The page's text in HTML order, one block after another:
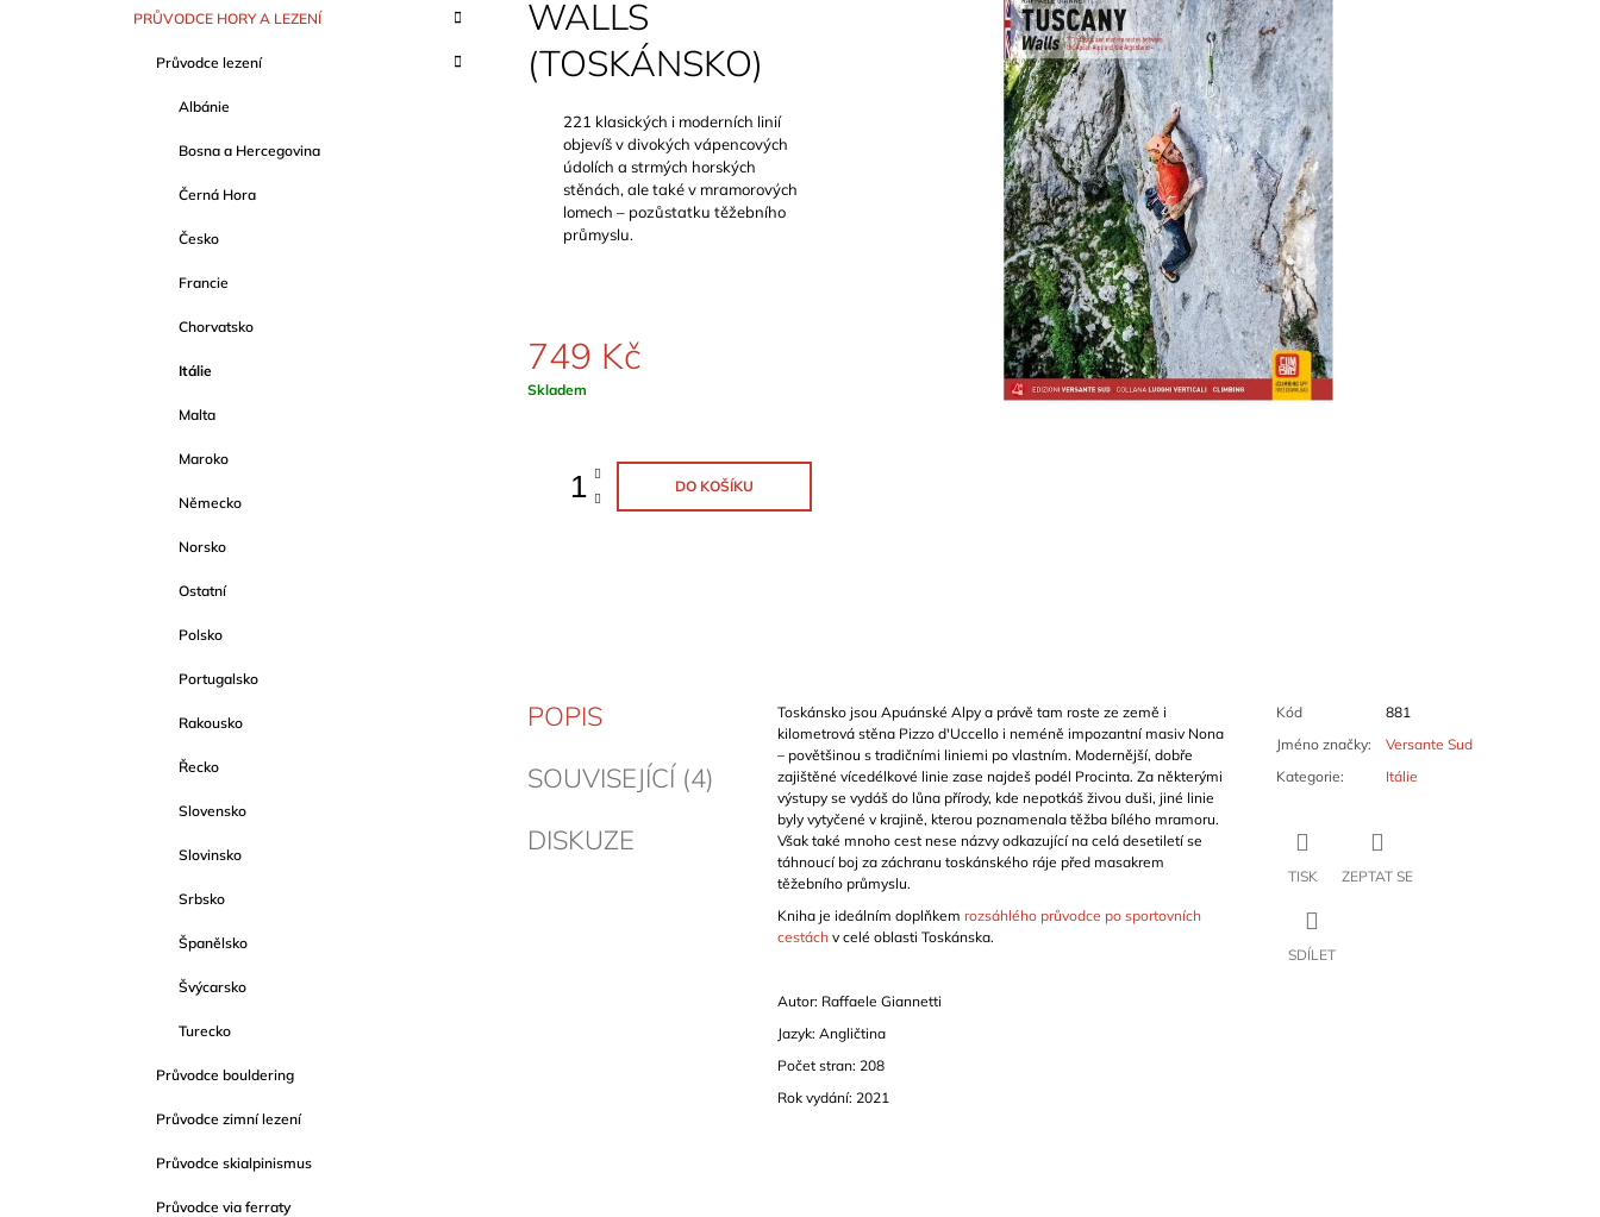
kategorie
APRŮVODCE HORY A LEZENÍ
Průvodce lezení
Albánie
Bosna a Hercegovina
Černá Hora
Česko
Francie
Chorvatsko
Itálie
Malta
Maroko
Německo
Norsko
Ostatní
Polsko
Portugalsko
Rakousko
Řecko
Slovensko
Slovinsko
Srbsko
Španělsko
Švýcarsko
Turecko
Průvodce bouldering
Průvodce zimní lezení
Průvodce skialpinismus
Průvodce via ferraty
WALLS
(TOSKÁNSKO)
221 klasických i moderních linií
objevíš v divokých vápencových
údolích a strmých horských
stěnách, ale také v mramorových
lomech – pozůstatku těžebního
průmyslu.
749 Kč
Měrná
Skladem
DO KOŠÍKU
POPIS
SOUVISEJÍCÍ (4)
DISKUZE
Toskánsko jsou Apuánské Alpy a právě tam roste ze země i
kilometrová stěna Pizzo d'Uccello i neméně impozantní masiv Nona
– povětšinou s tradičními liniemi po vlastním. Modernější, dobře
zajištěné vícedélkové linie zase najdeš podél Procinta. Za některými
výstupy se vydáš do lůna přírody, kde nepotkáš živou duši, jiné linie
byly vytyčené v krajině, kterou poznamenala těžba bílého mramoru.
Však také mnoho cest nese názvy odkazující na celá desetiletí se
táhnoucí boj za záchranu toskánského ráje před masakrem
těžebního průmyslu.
Kniha je ideálním doplňkem rozsáhlého průvodce po sportovních
cestáchv celé oblasti Toskánska.
Autor: Raffaele Giannetti
Jazyk: Angličtina
Počet stran: 208
Rok vydání: 2021
Kód
881
Jméno značky:
Versante Sud
Kategorie: Itálie
TISK ZEPTAT SE
SDÍLET
1 089 Kč